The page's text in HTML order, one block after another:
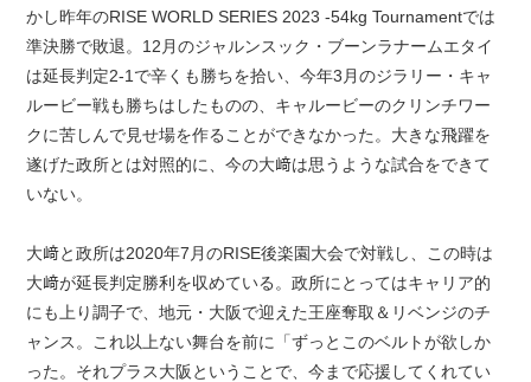
かし昨年のRISE WORLD SERIES 2023 -54kg Tournamentでは
準決勝で敗退。12月のジャルンスック・ブーンラナームエタイ
は延長判定2-1で辛くも勝ちを拾い、今年3月のジラリー・キャ
ルービー戦も勝ちはしたものの、キャルービーのクリンチワー
クに苦しんで見せ場を作ることができなかった。大きな飛躍を
遂げた政所とは対照的に、今の大﨑は思うような試合をできて
いない。
大﨑と政所は2020年7月のRISE後楽園大会で対戦し、この時は
大﨑が延長判定勝利を収めている。政所にとってはキャリア的
にも上り調子で、地元・大阪で迎えた王座奪取＆リベンジのチ
ャンス。これ以上ない舞台を前に「ずっとこのベルトが欲しか
った。それプラス大阪ということで、今まで応援してくれてい